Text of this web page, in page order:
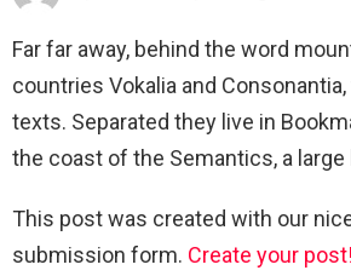
Far far away, behind the word
countries Vokalia and
texts. Separated they live in
the coast of the Semantics, a large
This post was created with our
submission form. Create your post!